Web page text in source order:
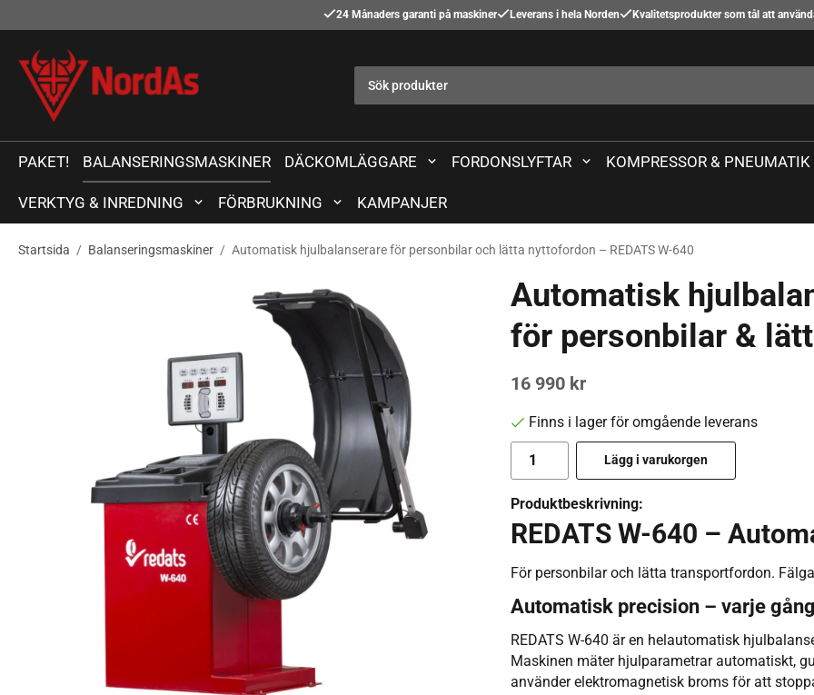
24 Månaders garanti på maskiner Leverans i hela Norden Kvalitetsprodukter som tål att
PAKET! BALANSERINGSMASKINER DÄCKOMLÄGGARE FORDONSLYFTAR KOMPRESSOR & PNEUMATIK
VERKTYG & INREDNING FÖRBRUKNING KAMPANJER
Startsida / Balanseringsmaskiner / Automatisk hjulbalanserare för personbilar och lätta nyttofordon – REDATS W-640
Automatisk
för personbilar &
16 990 kr
Finns i lager för omgående leverans
Lägg i varukorgen
Produktbeskrivning:
REDATS W-640 –
För personbilar och lätta transportfordon.
Automatisk precision – varje gång
REDATS W-640 är en helautomatisk
Maskinen mäter hjulparametrar automatiskt,
använder elektromagnetisk broms för att